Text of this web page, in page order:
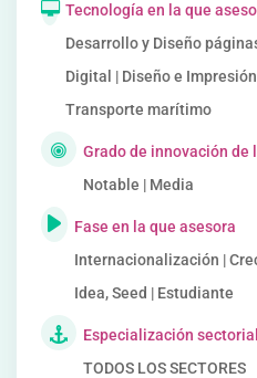
Tecnología en la que
Desarrollo y Diseño
Digital | Diseño e
Transporte marítimo
Grado de innovación de
Notable | Media
Fase en la que asesora
Internacionalización |
Idea, Seed | Estudiante
Especialización sectorial
TODOS LOS SECTORES